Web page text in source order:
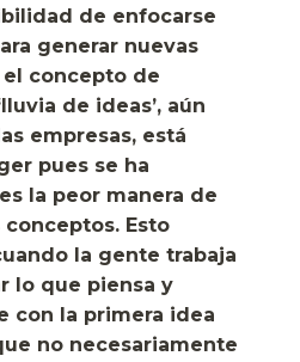
de enfocarse
generar nuevas
el concepto de
de ideas’, aún
empresas, está
pues se ha
la peor manera de
Esto
la gente trabaja
lo que piensa y
con la primera idea
no necesariamente